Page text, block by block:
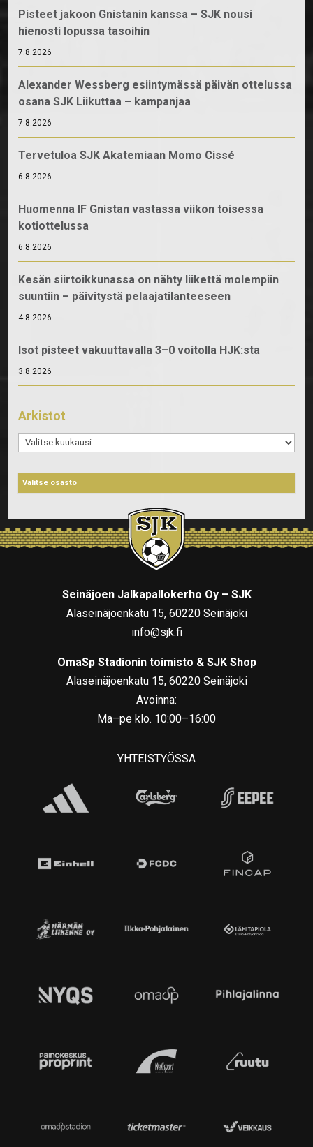
Pisteet jakoon Gnistanin kanssa – SJK nousi
hienosti lopussa tasoihin
7.8.2026
Alexander Wessberg esiintymässä päivän ottelussa
osana SJK Liikuttaa – kampanjaa
7.8.2026
Tervetuloa SJK Akatemiaan Momo Cissé
6.8.2026
Huomenna IF Gnistan vastassa viikon toisessa
kotiottelussa
6.8.2026
Kesän siirtoikkunassa on nähty liikettä molempiin
suuntiin – päivitystä pelaajatilanteeseen
4.8.2026
Isot pisteet vakuuttavalla 3–0 voitolla HJK:sta
3.8.2026
Arkistot
Arkistot
Seinäjoen Jalkapallokerho Oy – SJK
Alaseinäjoenkatu 15, 60220 Seinäjoki
info@sjk.fi
OmaSp Stadionin toimisto & SJK Shop
Alaseinäjoenkatu 15, 60220 Seinäjoki
Avoinna:
Ma–pe klo. 10:00–16:00
YHTEISTYÖSSÄ